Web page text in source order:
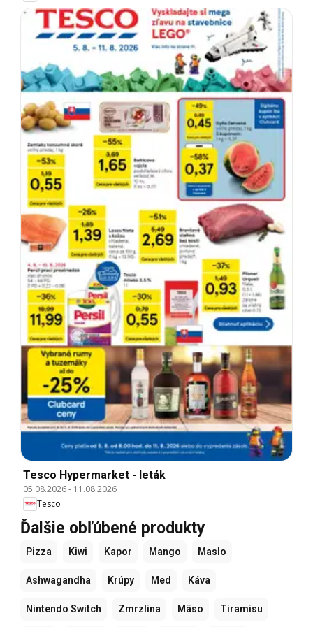
Tesco Hypermarket - leták
05.08.2026- 11.08.2026
Tesco
Ďalšie obľúbené produkty
Pizza Kiwi Kapor Mango Maslo
Ashwagandha Krúpy Med Káva
Nintendo Switch Zmrzlina Mäso Tiramisu